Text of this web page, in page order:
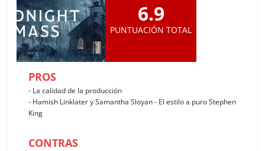
6.9
PUNTUACIÓN TOTAL
PROS
- La calidad de la producción
- Hamish Linklater y Samantha Sloyan - El estilo a puro Stephen
King
CONTRAS